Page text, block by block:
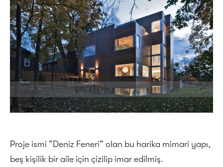
Proje ismi ”Deniz Feneri” olan bu harika mimari yapı,
beş kişilik bir aile için çizilip imar edilmiş.